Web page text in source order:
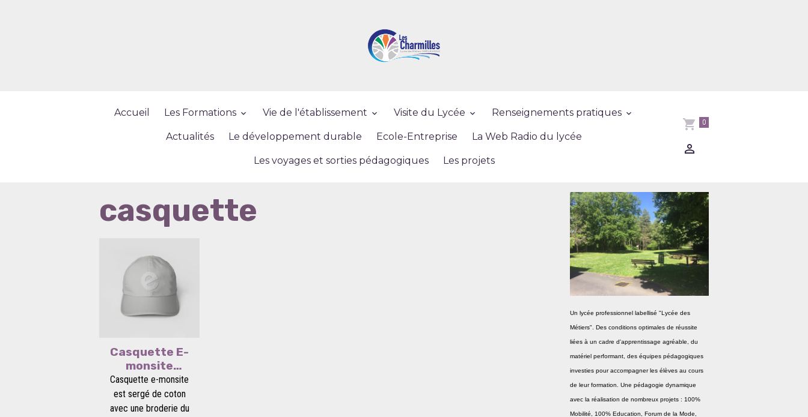
Accueil Les Formations Vie de l'établissement Visite du Lycée Renseignements pratiques
Actualités Le développement durable Ecole-Entreprise La Web Radio du lycée
Les voyages et sorties pédagogiques Les projets
0
casquette
Casquette E-
monsite
brodée
Casquette e-monsite
est sergé de coton
avec une broderie du
Un lycée professionnel labellisé "Lycée des
Métiers". Des conditions optimales de réussite
liées à un cadre d'apprentissage agréable, du
matériel performant, des équipes pédagogiques
investies pour accompagner les élèves au cours
de leur formation. Une pédagogie dynamique
avec la réalisation de nombreux projets : 100%
Mobilité, 100% Education, Forum de la Mode,